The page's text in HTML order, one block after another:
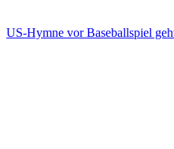
US-Hymne vor Baseballspiel